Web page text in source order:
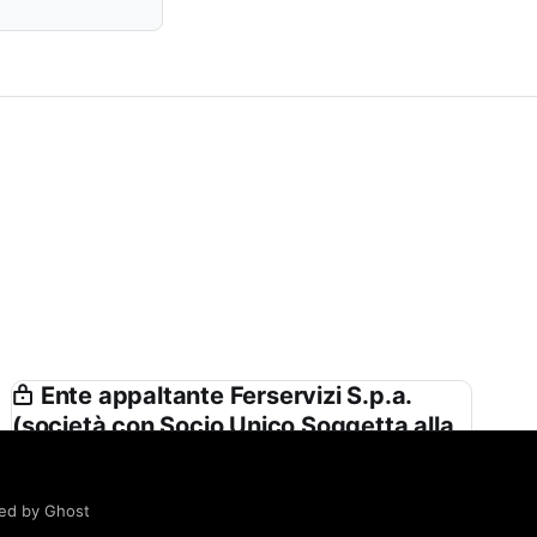
Ente appaltante Ferservizi S.p.a.
(società con Socio Unico Soggetta alla
per Conto di Rete Ferroviaria Italiana
by Ghost